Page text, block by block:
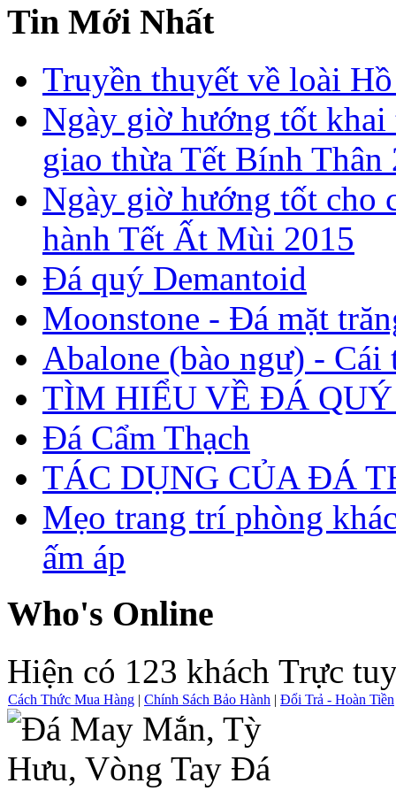
Tin Mới Nhất
Truyền thuyết về loài
Ngày giờ hướng tốt
giao thừa Tết Bính Thân
Ngày giờ hướng tốt cho
hành Tết Ất Mùi 2015
Đá quý Demantoid
Moonstone - Đá mặt
Abalone (bào ngư) - Cái
TÌM HIỂU VỀ ĐÁ QUÝ
Đá Cẩm Thạch
TÁC DỤNG CỦA ĐÁ
Mẹo trang trí phòng
ấm áp
Who's Online
Hiện có 123 khách Trực
Cách Thức Mua Hàng | Chính Sách Bảo Hành | Đổi Trả - Hoàn Tiền